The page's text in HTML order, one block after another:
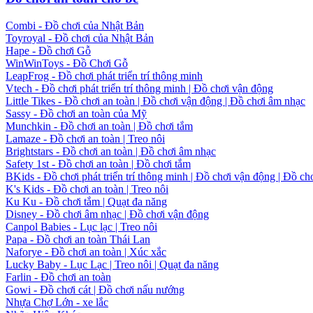
Combi - Đồ chơi của Nhật Bản
Toyroyal - Đồ chơi của Nhật Bản
Hape - Đồ chơi Gỗ
WinWinToys - Đồ Chơi Gỗ
LeapFrog - Đồ chơi phát triển trí thông minh
Vtech - Đồ chơi phát triển trí thông minh | Đồ chơi vận động
Little Tikes - Đồ chơi an toàn | Đồ chơi vận động | Đồ chơi âm nhạc
Sassy - Đồ chơi an toàn của Mỹ
Munchkin - Đồ chơi an toàn | Đồ chơi tắm
Lamaze - Đồ chơi an toàn | Treo nôi
Brightstars - Đồ chơi an toàn | Đồ chơi âm nhạc
Safety 1st - Đồ chơi an toàn | Đồ chơi tắm
BKids - Đồ chơi phát triển trí thông minh | Đồ chơi vận động | Đồ
K's Kids - Đồ chơi an toàn | Treo nôi
Ku Ku - Đồ chơi tắm | Quạt đa năng
Disney - Đồ chơi âm nhạc | Đồ chơi vận động
Canpol Babies - Lục lạc | Treo nôi
Papa - Đồ chơi an toàn Thái Lan
Naforye - Đồ chơi an toàn | Xúc xắc
Lucky Baby - Lục Lạc | Treo nôi | Quạt đa năng
Farlin - Đồ chơi an toàn
Gowi - Đồ chơi cát | Đồ chơi nấu nướng
Nhựa Chợ Lớn - xe lắc